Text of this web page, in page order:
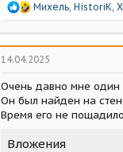
Р
а
к
ц
и
Михель HistoriK
14.04.2025
Очень давно мне один
Он был найден на
Время его не
Вложения